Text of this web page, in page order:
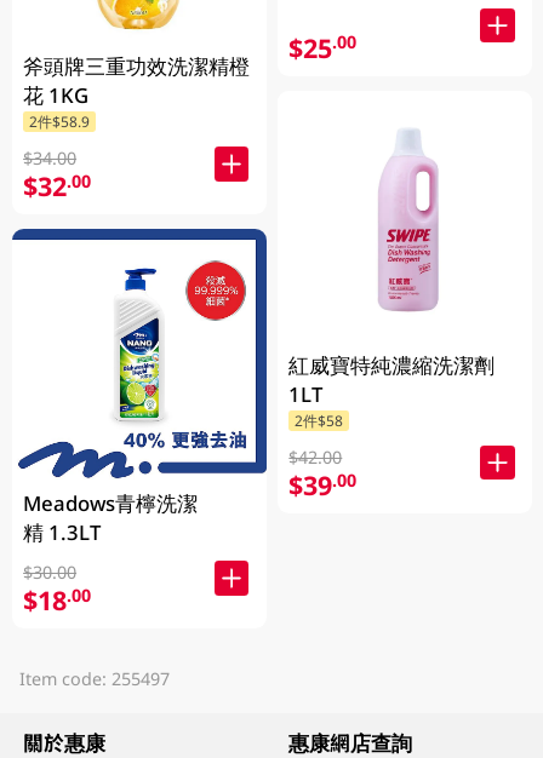
斧頭牌三重功效洗潔精橙
花 1KG
2件$58.9
$34.00
$32.00
Meadows青檸洗潔
精 1.3LT
$30.00
$18.00
$25.00
紅威寶特純濃縮洗潔劑
1LT
2件$58
$42.00
$39.00
Item code: 255497
關於惠康 惠康網店查詢